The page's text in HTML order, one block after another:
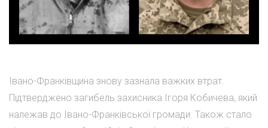
Івано-Франківщина знову зазнала важких втрат.
Підтверджено загибель захисника Ігоря Кобичева, який
належав до Івано-Франківської громади. Також стало